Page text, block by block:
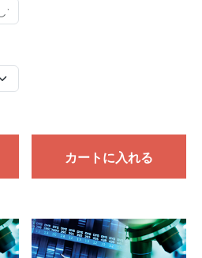
カートに入れる